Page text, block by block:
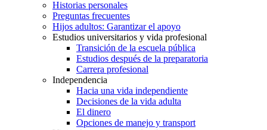
Historias personales
Preguntas frecuentes
Hijos adultos: Garantizar el apoyo
Estudios universitarios y vida profesional
Transición de la escuela pública
Estudios después de la preparatoria
Carrera profesional
Independencia
Hacia una vida independiente
Decisiones de la vida adulta
El dinero
Opciones de manejo y transport